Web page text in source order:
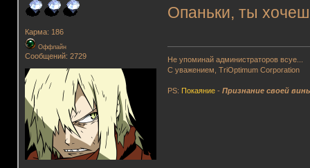
Карма: 186
Оффлайн
Сообщений: 2729
Опаньки, ты
Не упоминай администраторов всуе...
С уважением, TriOptimum Corporation
PS: Покаяние -Признание своей